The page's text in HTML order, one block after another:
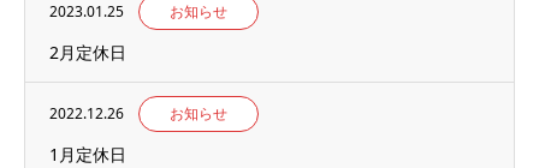
2023.01.25 お知らせ
2月定休日
2022.12.26 お知らせ
1月定休日